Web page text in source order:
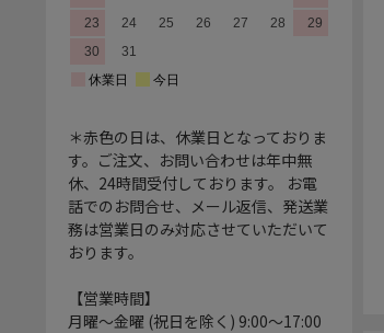
＊赤色の日は、休業日となっておりま
す。ご注文、お問い合わせは年中無
休、24時間受付しております。 お電
話でのお問合せ、メール返信、発送業
務は営業日のみ対応させていただいて
おります。
【営業時間】
月曜～金曜 (祝日を除く) 9:00～17:00